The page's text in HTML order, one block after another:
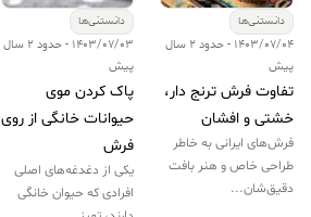
دانستنی‌ها
1403/07/04 - حدود 2 سال
پیش
تفاوت فرش ترنج دار،
خشتی و افشان
فرش‌های ایرانی به خاطر
طراحی‌ خاص و هنر بافت
دقیق‌شان...
دانستنی‌ها
1403/07/03 - حدود 2 سال
پیش
پاک کردن موی
حیوانات خانگی از روی
فرش
یکی از دغدغه‌های اصلی
افرادی که حیوان خانگی